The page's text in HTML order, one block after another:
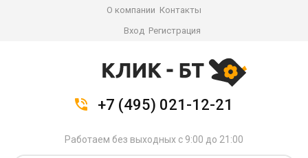
О компании Контакты
Вход Регистрация
+7 (495) 021-12-21
Работаем без выходных с 9:00 до 21:00